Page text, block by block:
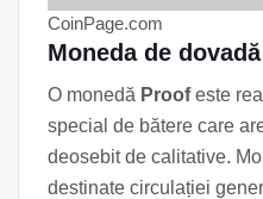
CoinPage.com
Moneda de
O monedă Proofeste
special de bătere care
deosebit de calitative.
destinate circulației